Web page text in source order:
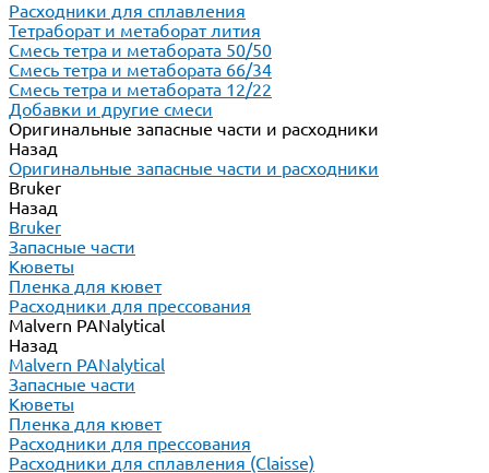
Расходники для сплавления
Тетраборат и метаборат лития
Смесь тетра и метабората 50/50
Смесь тетра и метабората 66/34
Смесь тетра и метабората 12/22
Добавки и другие смеси
Оригинальные запасные части и расходники
Назад
Оригинальные запасные части и расходники
Bruker
Назад
Bruker
Запасные части
Кюветы
Пленка для кювет
Расходники для прессования
Malvern PANalytical
Назад
Malvern PANalytical
Запасные части
Кюветы
Пленка для кювет
Расходники для прессования
Расходники для сплавления (Claisse)